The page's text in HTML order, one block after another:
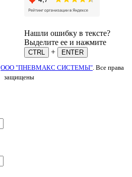
Нашли ошибку в тексте?
Выделите ее и нажмите
CTRL +
ENTER
ООО "ПНЕВМАКС СИСТЕМЫ" . Все права
защищены